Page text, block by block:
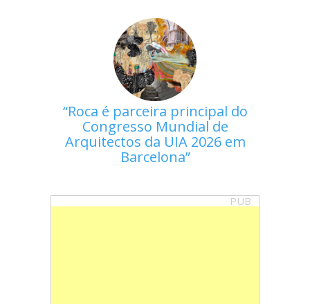
Roca é parceira principal do
Congresso Mundial de
Arquitectos da UIA 2026 em
Barcelona
PUB